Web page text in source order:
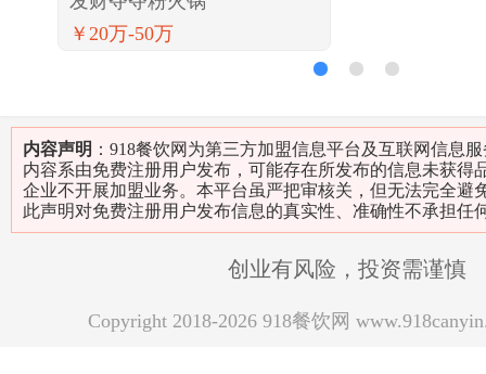
￥20万-50万
内容声明 ：918餐饮网为第三方加盟信息平台及互联网信息
内容系由免费注册用户发布，可能存在所发布的信息未获得
企业不开展加盟业务。本平台虽严把审核关，但无法完全避
此声明对免费注册用户发布信息的真实性、准确性不承担任
创业有风险，投资需谨慎
Copyright 2018-2026 918餐饮网